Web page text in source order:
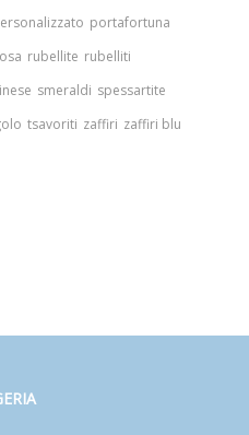
portafortuna
rubellite rubelliti
smeraldi spessartite
tsavoriti zaffiri zaffiri blu